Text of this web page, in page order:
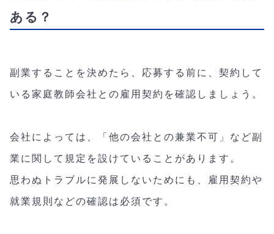
ある？
副業することを決めたら、応募する前に、契約して
いる家庭教師会社との雇用契約を確認しましょう。
会社によっては、「他の会社との兼業不可」など副
業に関して規定を設けていることがあります。
思わぬトラブルに発展しないためにも、雇用契約や
就業規則などの確認は必須です。